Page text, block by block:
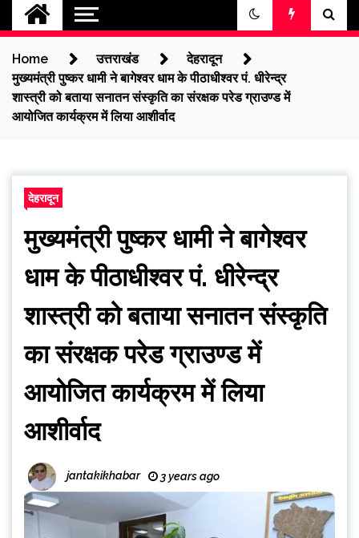
Home उत्तराखंड
देहरादून
मुख्यमंत्री पुष्कर धामी ने बागेश्वर धाम के पीठाधीश्वर पं. धीरेन्द्र
शास्त्री को बताया सनातन संस्कृति का संरक्षक परेड ग्राउण्ड में
आयोजित कार्यक्रम में लिया आशीर्वाद
देहरादून
मुख्यमंत्री पुष्कर धामी ने बागेश्वर
धाम के पीठाधीश्वर पं. धीरेन्द्र
शास्त्री को बताया सनातन संस्कृति
का संरक्षक परेड ग्राउण्ड में
आयोजित कार्यक्रम में लिया
आशीर्वाद
jantakikhabar 3 years ago